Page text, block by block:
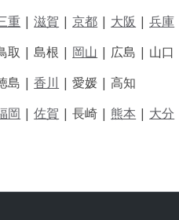
重 |滋賀 |京都 | 大阪 |兵庫
取 |島根 | 岡山 | 広島 | 山口
島 |香川 |愛媛 |高知
岡 |佐賀 |長崎 | 熊本 | 大分